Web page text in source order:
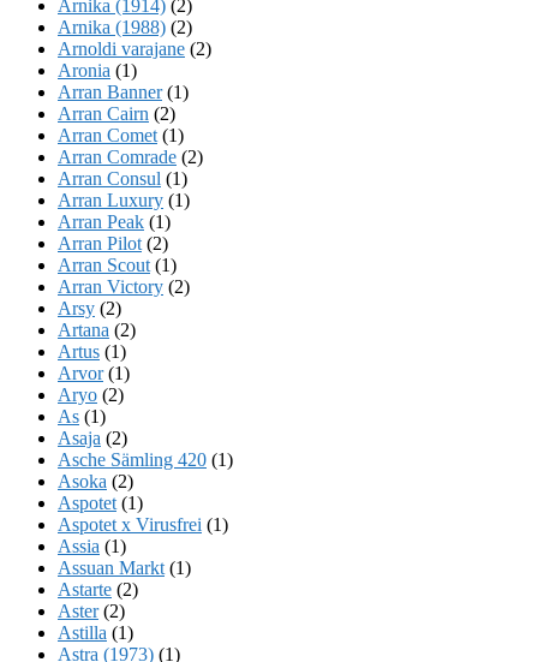
Arnika (1914) (2)
Arnika (1988) (2)
Arnoldi varajane (2)
Aronia (1)
Arran Banner(1)
Arran Cairn (2)
Arran Comet (1)
Arran Comrade (2)
Arran Consul (1)
Arran Luxury (1)
Arran Peak (1)
Arran Pilot (2)
Arran Scout (1)
Arran Victory (2)
Arsy (2)
Artana (2)
Artus (1)
Arvor(1)
Aryo (2)
As (1)
Asaja (2)
Asche Sämling 420 (1)
Asoka (2)
Aspotet (1)
Aspotet x Virusfrei (1)
Assia (1)
Assuan Markt (1)
Astarte (2)
Aster(2)
Astilla (1)
Astra (1973) (1)